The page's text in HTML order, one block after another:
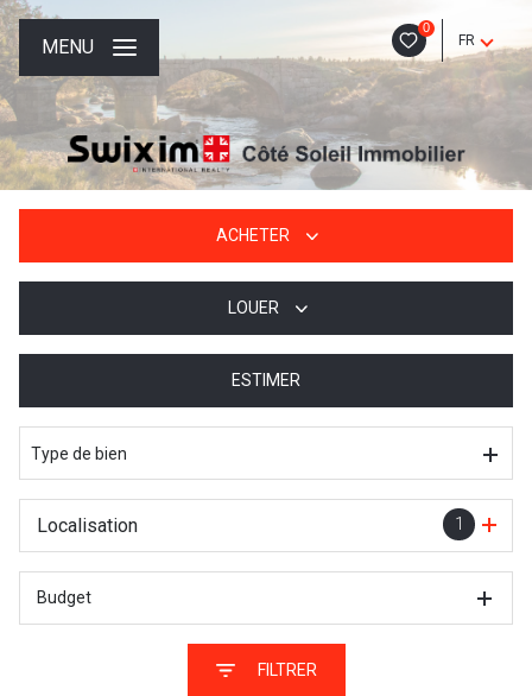
0
FR
MENU
ACHETER
De l'immo pro
LOUER
De l'immo pro
ESTIMER
Type de bien
1
Localisation
Budget
FILTRER